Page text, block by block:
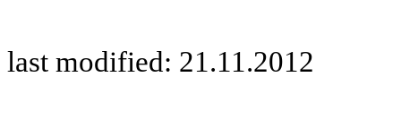
last modified: 21.11.2012